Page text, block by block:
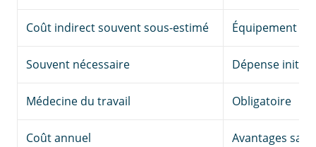
Coût indirect souvent sous-estimé Équipement
Souvent nécessaire Dépense
Médecine du travail Obligatoire
Coût annuel Avantages